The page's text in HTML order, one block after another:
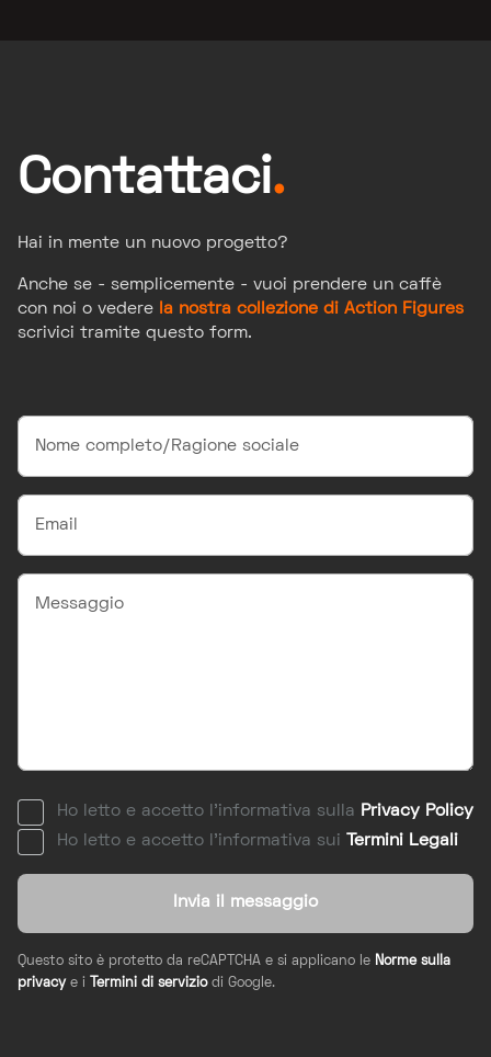
Contattaci.
Hai in mente un nuovo progetto?
Anche se - semplicemente - vuoi prendere un caffè
con noi o vedere
la nostra collezione di Action Figures
scrivici tramite questo form.
Ho letto e accetto l'informativa sulla
Privacy Policy
Ho letto e accetto l'informativa sui
Termini Legali
Invia il messaggio
Questo sito è protetto da reCAPTCHA e si applicano le Norme sulla
privacy e i Termini di servizio di Google.